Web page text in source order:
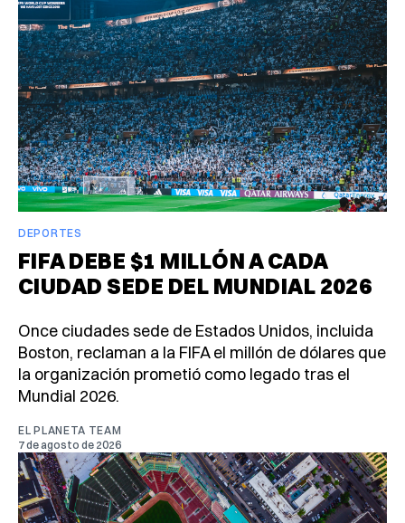
DEPORTES
FIFA DEBE $1 MILLÓN A CADA
CIUDAD SEDE DEL MUNDIAL 2026
Once ciudades sede de Estados Unidos, incluida
Boston, reclaman a la FIFA el millón de dólares que
la organización prometió como legado tras el
Mundial 2026.
EL PLANETA TEAM
7 de agosto de 2026